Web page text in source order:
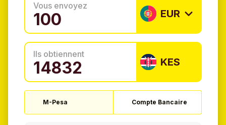
Vous envoyez
EUR
Ils obtiennent
KES
M-Pesa Compte Bancaire